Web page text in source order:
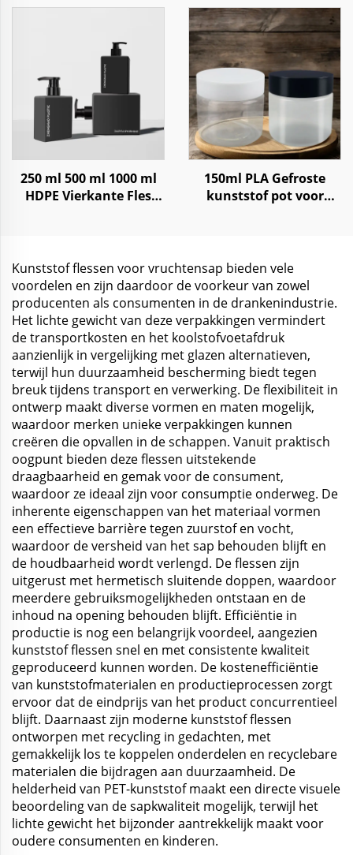
gebruik
Conditioner en
Douchegel
250 ml 500 ml 1000 ml
HDPE Vierkante Fles
150ml PLA Gefroste
kunststof pot voor
Kunststof flessen voor vruchtensap bieden vele
voordelen en zijn daardoor de voorkeur van zowel
producenten als consumenten in de drankenindustrie.
Het lichte gewicht van deze verpakkingen vermindert
de transportkosten en het koolstofvoetafdruk
aanzienlijk in vergelijking met glazen alternatieven,
terwijl hun duurzaamheid bescherming biedt tegen
breuk tijdens transport en verwerking. De flexibiliteit in
ontwerp maakt diverse vormen en maten mogelijk,
waardoor merken unieke verpakkingen kunnen
creëren die opvallen in de schappen. Vanuit praktisch
oogpunt bieden deze flessen uitstekende
draagbaarheid en gemak voor de consument,
waardoor ze ideaal zijn voor consumptie onderweg. De
inherente eigenschappen van het materiaal vormen
een effectieve barrière tegen zuurstof en vocht,
waardoor de versheid van het sap behouden blijft en
de houdbaarheid wordt verlengd. De flessen zijn
uitgerust met hermetisch sluitende doppen, waardoor
meerdere gebruiksmogelijkheden ontstaan en de
inhoud na opening behouden blijft. Efficiëntie in
productie is nog een belangrijk voordeel, aangezien
kunststof flessen snel en met consistente kwaliteit
geproduceerd kunnen worden. De kostenefficiëntie
van kunststofmaterialen en productieprocessen zorgt
ervoor dat de eindprijs van het product concurrentieel
blijft. Daarnaast zijn moderne kunststof flessen
ontworpen met recycling in gedachten, met
gemakkelijk los te koppelen onderdelen en recyclebare
materialen die bijdragen aan duurzaamheid. De
helderheid van PET-kunststof maakt een directe visuele
beoordeling van de sapkwaliteit mogelijk, terwijl het
lichte gewicht het bijzonder aantrekkelijk maakt voor
oudere consumenten en kinderen.